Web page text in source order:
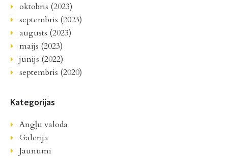
oktobris (2023)
septembris (2023)
augusts (2023)
maijs (2023)
jūnijs (2022)
septembris (2020)
Kategorijas
Angļu valoda
Galerija
Jaunumi